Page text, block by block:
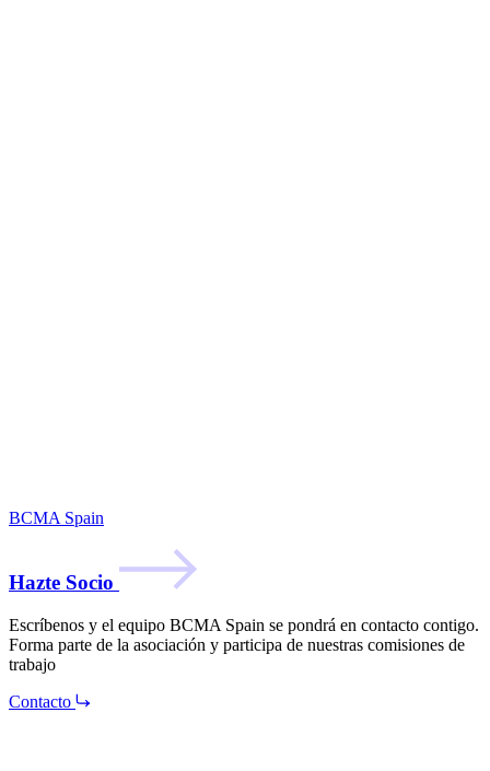
BCMA Spain
Hazte Socio
Escríbenos y el equipo BCMA Spain se pondrá en contacto contigo.
Forma parte de la asociación y participa de nuestras comisiones de
trabajo
Contacto